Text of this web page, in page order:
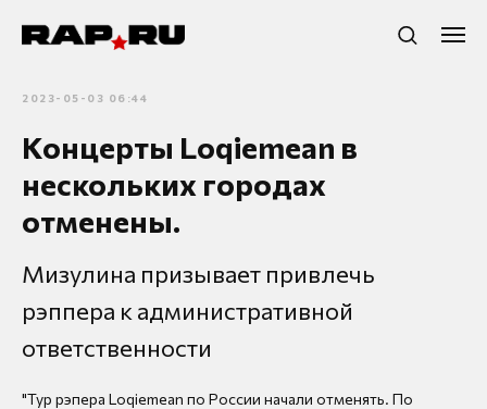
2023-05-03 06:44
Концерты Loqiemean в
нескольких городах
отменены.
Мизулина призывает привлечь
рэппера к административной
ответственности
"Тур рэпера Loqiemean по России начали отменять. По